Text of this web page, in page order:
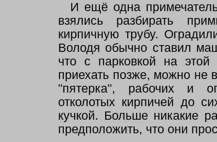
И ещё одна
взялись разбирать
кирпичную трубу.
Володя обычно ставил
что с парковкой на
приехать позже, можно не
"пятерка", рабочих и
отколотых кирпичей до
кучкой. Больше никакие
предположить, что они